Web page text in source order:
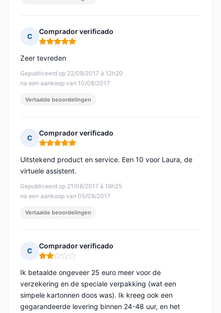
C
Comprador verificado
Opmerking: 5 van 5
Gepubliceerd op 22/08/2017 à 12h20
na een aankoop van 10/08/2017
Zeer tevreden
Vertaalde beoordelingen
C
Comprador verificado
Opmerking: 5 van 5
Gepubliceerd op 21/08/2017 à 16h25
na een aankoop van 05/08/2017
Uitstekend product en service. Een 10 voor Laura, de
virtuele assistent.
Vertaalde beoordelingen
C
Comprador verificado
Opmerking: 2 van 5
Ik betaalde ongeveer 25 euro meer voor de
verzekering en de speciale verpakking (wat een
simpele kartonnen doos was). Ik kreeg ook een
gegarandeerde levering binnen 24-48 uur, en het